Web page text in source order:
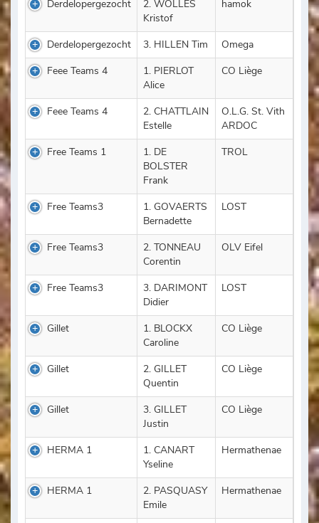
Derdelopergezocht
2. WOLLES
Kristof
hamok
Derdelopergezocht 3. HILLEN Tim
Omega
Feee Teams 4
1. PIERLOT
Alice
CO Liège
Feee Teams 4
2. CHATTLAIN
Estelle
O.L.G. St. Vith
ARDOC
Free Teams 1
1. DE
BOLSTER
Frank
TROL
Free Teams3
1. GOVAERTS
Bernadette
LOST
Free Teams3
2. TONNEAU
Corentin
OLV Eifel
Free Teams3
3. DARIMONT
Didier
LOST
Gillet
1. BLOCKX
Caroline
CO Liège
Gillet
2. GILLET
Quentin
CO Liège
Gillet
3. GILLET
Justin
CO Liège
HERMA 1
1. CANART
Yseline
Hermathenae
HERMA 1
2. PASQUASY
Emile
Hermathenae